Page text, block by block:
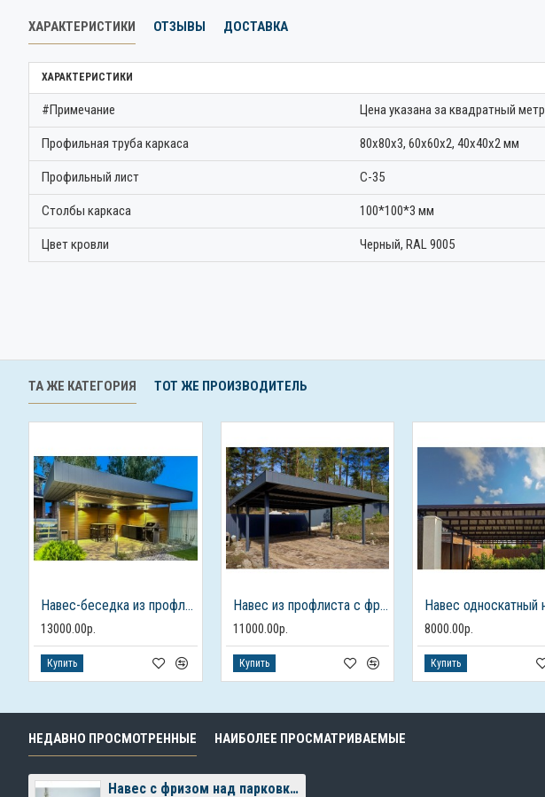
ХАРАКТЕРИСТИКИ ОТЗЫВЫ ДОСТАВКА
ХАРАКТЕРИСТИКИ
#Примечание Цена указана за квадратный метр
Профильная труба каркаса 80х80х3, 60х60х2, 40х40х2 мм
Профильный лист С-35
Столбы каркаса 100*100*3 мм
Цвет кровли Черный, RAL 9005
ТА ЖЕ КАТЕГОРИЯ ТОТ ЖЕ ПРОИЗВОДИТЕЛЬ
Навес-беседка из профлиста с фризом
13000.00р.
Купить
Навес из профлиста с фризом для 2-х автомобилей
11000.00р.
Купить
8000.00р.
Купить
НЕДАВНО ПРОСМОТРЕННЫЕ НАИБОЛЕЕ ПРОСМАТРИВАЕМЫЕ
Навес с фризом над парковкой